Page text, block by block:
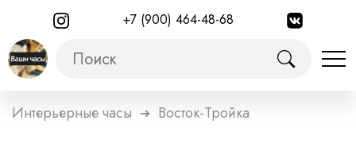
+7 (900) 464-48-68
Интерьерные часы ➜ Восток-Тройка